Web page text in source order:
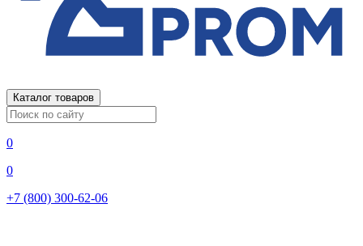
Каталог товаров
0
0
+7 (800) 300-62-06